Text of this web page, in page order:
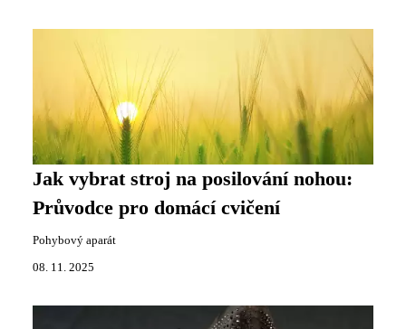
Jak vybrat stroj na posilování nohou:
Průvodce pro domácí cvičení
Pohybový aparát
08. 11. 2025